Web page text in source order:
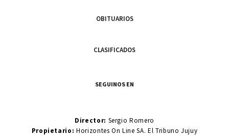
OBITUARIOS
CLASIFICADOS
SEGUINOS EN
Director: Sergio Romero
Propietario:Horizontes On Line SA. El Tribuno Jujuy